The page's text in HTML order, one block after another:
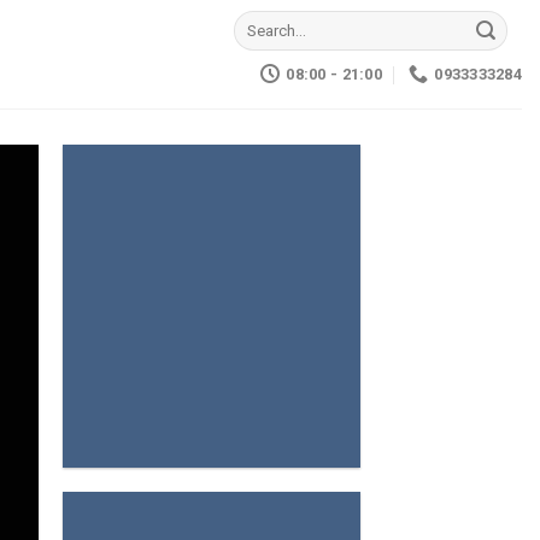
Search
for:
08:00 - 21:00 0933333284
HỒ BIOTOP